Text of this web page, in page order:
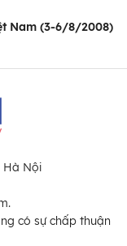
Nam (3-6/8/2008)
Hà Nội
có sự chấp thuận